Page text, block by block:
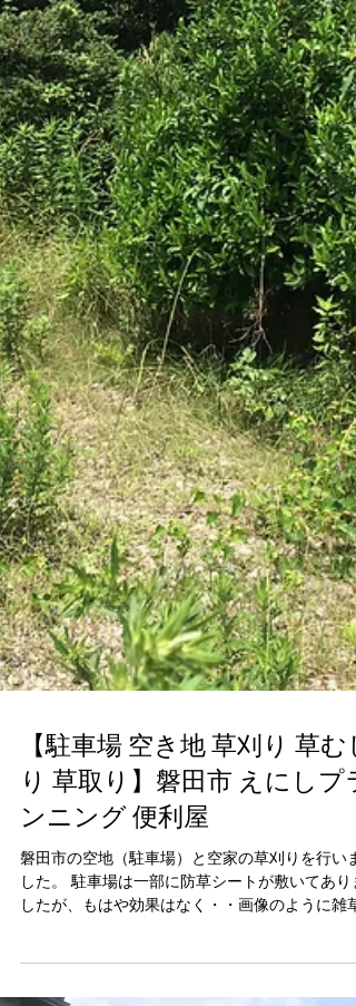
【駐車場 空き地 草刈り 草む